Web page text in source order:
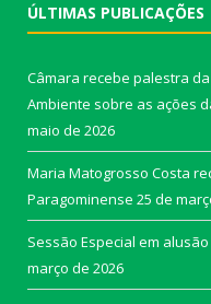
ÚLTIMAS PUBLICAÇÕES
Câmara recebe palestra
Ambiente sobre as ações da
maio de 2026
Maria Matogrosso Costa
Paragominense 25 de
Sessão Especial em
março de 2026